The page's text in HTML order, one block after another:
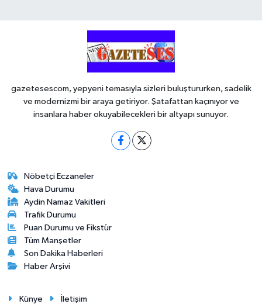
gazetesescom, yepyeni temasıyla sizleri buluştururken, sadelik
ve modernizmi bir araya getiriyor. Şatafattan kaçınıyor ve
insanlara haber okuyabilecekleri bir altyapı sunuyor.
Nöbetçi Eczaneler
Hava Durumu
Aydin Namaz Vakitleri
Trafik Durumu
Puan Durumu ve Fikstür
Tüm Manşetler
Son Dakika Haberleri
Haber Arşivi
Künye İletişim